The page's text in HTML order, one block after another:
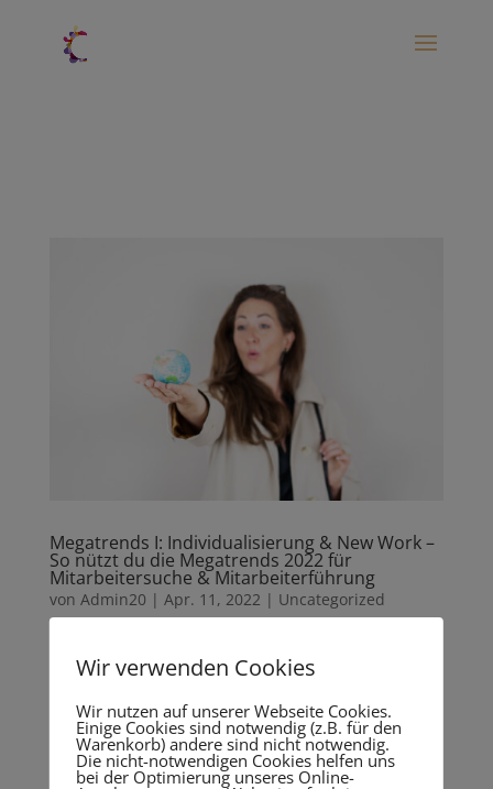
Megatrends I: Individualisierung & New Work –
So nützt du die Megatrends 2022 für
Mitarbeitersuche & Mitarbeiterführung
von Admin20 | Apr. 11, 2022 | Uncategorized
https://diecoach.eu/wp-
Individualisierung-New-Work-.m4a Was ist eigentlich
ein Trend? Wie machen sich Trends in den
gesellschaftlichen und wirtschaftlichen Strukturen
Wir verwenden Cookies
Wir nutzen auf unserer Webseite Cookies.
Einige Cookies sind notwendig (z.B. für den
Warenkorb) andere sind nicht notwendig.
Die nicht-notwendigen Cookies helfen uns
bei der Optimierung unseres Online-